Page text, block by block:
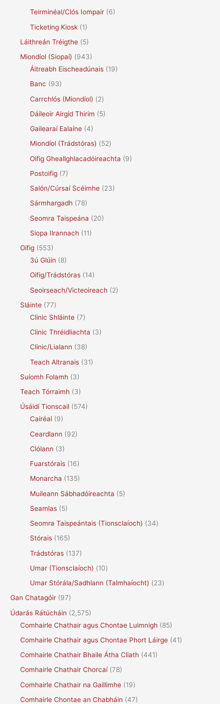
Teirminéal/Clós Iompair (6)
Ticketing Kiosk (1)
Láithreán Tréigthe (5)
Miondíol (Siopaí) (943)
Áitreabh Eischeadúnais (19)
Banc (93)
Carrchlós (Miondíol) (2)
Dáileoir Airgid Thirim (5)
Gailearaí Ealaíne (4)
Miondíol (Trádstóras) (52)
Oifig Gheallghlacadóireachta (9)
Postoifig (7)
Salón/Cúrsaí Scéimhe (23)
Sármhargadh (78)
Seomra Taispeána (20)
Siopa Ilrannach (11)
Oifig (553)
3ú Glúin (8)
Oifig/Trádstóras (14)
Seoirseach/Victeoireach (2)
Sláinte (77)
Clinic Shláinte (7)
Clinic Thréidliachta (3)
Clinic/Lialann (38)
Teach Altranais (31)
Suíomh Folamh (3)
Teach Tórraimh (3)
Úsáidí Tionscail (574)
Cairéal (9)
Ceardlann (92)
Clólann (3)
Fuarstórais (16)
Monarcha (135)
Muileann Sábhadóireachta (5)
Seamlas (5)
Seomra Taispeántais (Tionsclaíoch) (34)
Stórais (165)
Trádstóras (137)
Umar (Tionsclaíoch) (10)
Umar Stórála/Sadhlann (Talmhaíocht) (23)
Gan Chatagóir (97)
Údarás Rátúcháin (2,575)
Comhairle Chathair agus Chontae Luimnigh (85)
Comhairle Chathair agus Chontae Phort Láirge (41)
Comhairle Chathair Bhaile Átha Cliath (441)
Comhairle Chathair Chorcaí(78)
Comhairle Chathair na Gaillimhe (19)
Comhairle Chontae an Chabháin (47)